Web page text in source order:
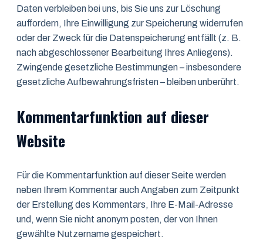
Daten verbleiben bei uns, bis Sie uns zur Löschung
auffordern, Ihre Einwilligung zur Speicherung widerrufen
oder der Zweck für die Datenspeicherung entfällt (z. B.
nach abgeschlossener Bearbeitung Ihres Anliegens).
Zwingende gesetzliche Bestimmungen – insbesondere
gesetzliche Aufbewahrungsfristen – bleiben unberührt.
Kommentar­funktion auf dieser
Website
Für die Kommentarfunktion auf dieser Seite werden
neben Ihrem Kommentar auch Angaben zum Zeitpunkt
der Erstellung des Kommentars, Ihre E-Mail-Adresse
und, wenn Sie nicht anonym posten, der von Ihnen
gewählte Nutzername gespeichert.